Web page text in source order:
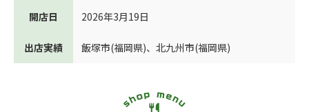
開店日 2026年3月19日
出店実績 飯塚市(福岡県)、 北九州市(福岡県)